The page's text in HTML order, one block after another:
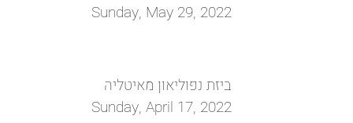
Sunday, May 29, 2022
ביזת נפוליאון מאיטליה
Sunday, April 17, 2022